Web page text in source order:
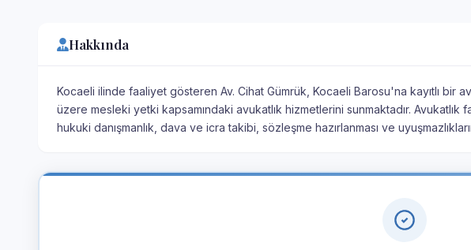
Hakkında
Kocaeli ilinde faaliyet gösteren Av. Cihat Gümrük, Kocaeli Barosu'na kayıtlı bir
üzere mesleki yetki kapsamındaki avukatlık hizmetlerini sunmaktadır.
hukuki danışmanlık, dava ve icra takibi, sözleşme hazırlanması ve